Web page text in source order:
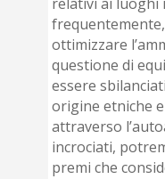
ottimizzare
questione di
essere
origine etniche
attraverso
incrociati,
premi che